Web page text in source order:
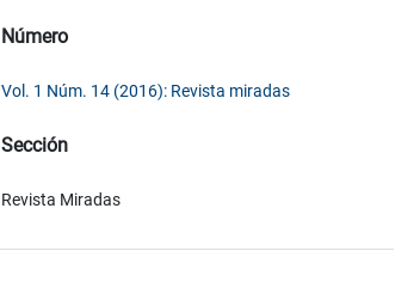
Número
Vol. 1 Núm. 14 (2016): Revista miradas
Sección
Revista Miradas